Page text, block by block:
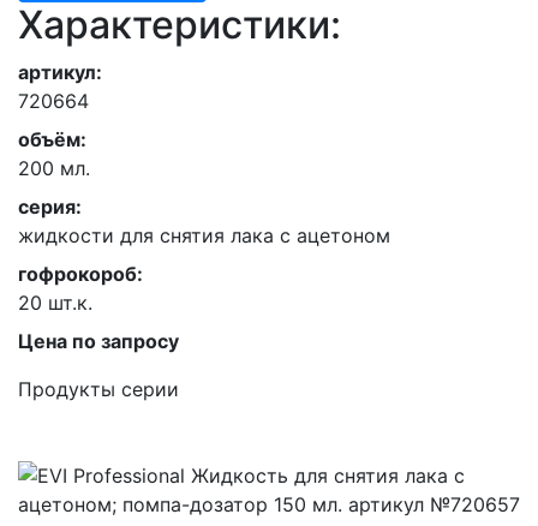
Характеристики:
артикул:
720664
объём:
200 мл.
серия:
жидкости для снятия лака с ацетоном
гофрокороб:
20 шт.к.
Цена по запросу
Продукты серии